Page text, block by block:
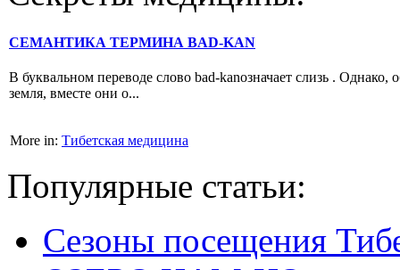
СЕМАНТИКА ТЕРМИНА BAD-KAN
В буквальном переводе слово bad-kanозначает слизь .
земля, вместе они о...
More in: Тибетская медицина
Популярные статьи:
Сезоны посещения